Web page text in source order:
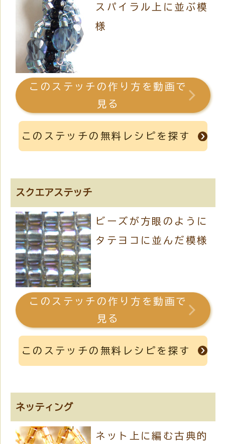
スパイラル上に並ぶ模
様
このステッチの作り方を動画で
見る
このステッチの無料レシピを探す
スクエアステッチ
ビーズが方眼のように
タテヨコに並んだ模様
このステッチの作り方を動画で
見る
このステッチの無料レシピを探す
ネッティング
ネット上に編む古典的